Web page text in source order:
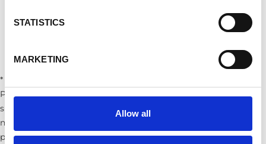
STATISTICS
MARKETING
Allow all
* Spedizioni - Note importanti:
Per le destinazioni Cipro e Malta non e' disponibile il servizio di
spedizione a cura nostra. Per gli ordini destinati a tali aree e'
necessario organizzare autonomamente il ritiro della merce
presso la nostra sede.